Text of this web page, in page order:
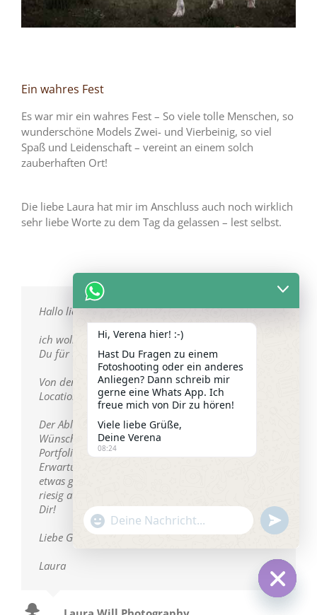
Ein wahres Fest
Es war mir ein wahres Fest – So viele tolle Menschen, so
wunderschöne Models Zwei- und Vierbeinig, so viel
Spaß und Leidenschaft – vereint an einem solch
zauberhaften Ort!
Die liebe Laura hat mir im Anschluss auch noch wirklich
sehr liebe Worte zu dem Tag da gelassen – lest selbst.
Hallo liebe Verena,
ich wollte mich für den schönen Portfoliotag, den
Du für uns auf die Beine gestellt hast, bedanken.
Von den Models über die Helfer bis hin zu der
Location hat einfach alles gepasst.
Der Ablauf war super und so blieben keine
Wünsche offen. Ich habe zuvor noch nie an einem
Portfoliotag teilgenommen und du hast meine
Erwartungen bei weitem übertroffen. Der Tag war
etwas ganz besonderes und ich freue mich schon
riesig auf den nächsten Portfoliotag von und mit
Dir!
Liebe Grüße
Laura
Hi, Verena hier! :-)
Hast Du Fragen zu einem
Fotoshooting oder ein anderes
Anliegen? Dann schreib mir
gerne eine Whats App. Ich
freue mich von Dir zu hören!
Viele liebe Grüße,
Deine Verena
08:24
"+chaty_settings.lang.emoji_picker+"
WhatsApp
undefined